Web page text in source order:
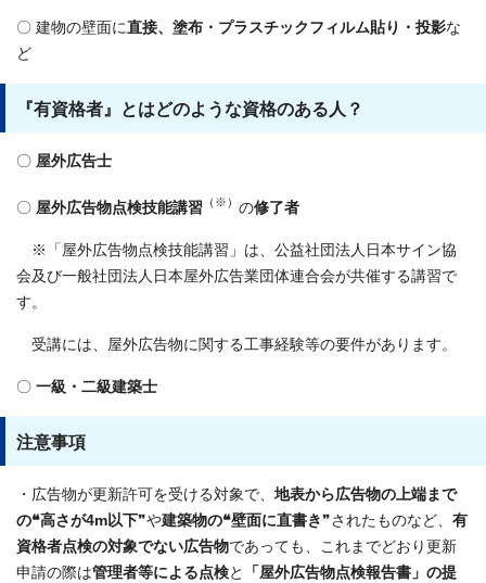
〇 建物の壁面に直接、塗布・プラスチックフィルム貼り・投影な
ど
『有資格者』とはどのような資格のある人？
〇 屋外広告士
〇 屋外広告物点検技能講習 （※） の修了者
※「屋外広告物点検技能講習」は、公益社団法人日本サイン協
会及び一般社団法人日本屋外広告業団体連合会が共催する講習で
す。
受講には、屋外広告物に関する工事経験等の要件があります。
〇 一級・二級建築士
注意事項
・広告物が更新許可を受ける対象で、 地表から広告物の上端まで
の❝高さが4m以下❞や建築物の❝壁面に直書き❞されたものなど、 有
資格者点検の対象でない広告物であっても、これまでどおり更新
申請の際は管理者等による点検と 「屋外広告物点検報告書」の提